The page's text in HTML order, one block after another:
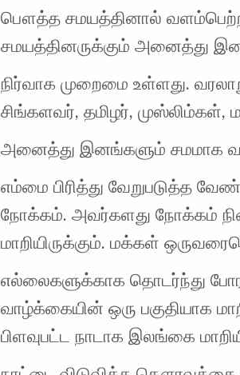
பௌத்த சமயத்தினால் வளம்பெற்ற
சமயத்தினருக்கும் அனைத்து
நிர்வாக முறைமை உள்ளது.
சிங்களவர், தமிழர், முஸ்லிம்கள்,
அனைத்து இனங்களும் சமமாக
எம்மை பிரித்து வேறுபடுத்த
நோக்கம். அவர்களது நோக்கம்
மாறியிருக்கும். மக்கள்
எல்லைகளுக்காக தொடர்ந்து
வாழ்க்கையின் ஒரு பகுதியாக
பிளவுபட்ட நாடாக இலங்கை